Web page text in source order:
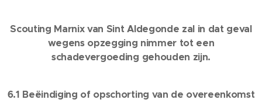
Scouting Marnix van Sint Aldegonde zal in dat geval
wegens opzegging nimmer tot een
schadevergoeding gehouden zijn.
6.1 Beëindiging of opschorting van de overeenkomst